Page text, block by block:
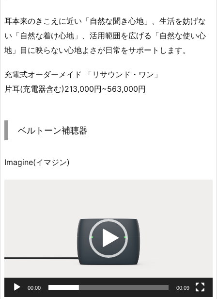
耳本来のきこえに近い「自然な聞き心地」、生活を妨げな
い「自然な着け心地」、活用範囲を広げる「自然な使い心
地」目に映らない心地よさが日常をサポートします。
充電式オーダーメイド 「リサウンド・ワン」
片耳(充電器含む)213,000円~563,000円
ベルトーン補聴器
Imagine(イマジン)
ヤ
00:00 00:09